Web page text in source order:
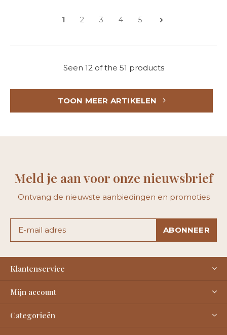
1 2 3 4 5
Seen 12 of the 51 products
TOON MEER ARTIKELEN
Meld je aan voor onze nieuwsbrief
Ontvang de nieuwste aanbiedingen en promoties
ABONNEER
Klantenservice
Mijn account
Categorieën